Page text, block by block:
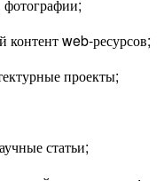
web-ресурсов;
проекты;
статьи;